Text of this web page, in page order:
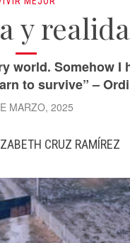
y
world. Somehow
to survive” –
MARZO, 2025
CRUZ RAMÍREZ